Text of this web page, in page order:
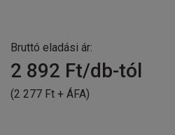
Bruttó eladási ár:
2 892 Ft/db-tól
(2 277 Ft + ÁFA)